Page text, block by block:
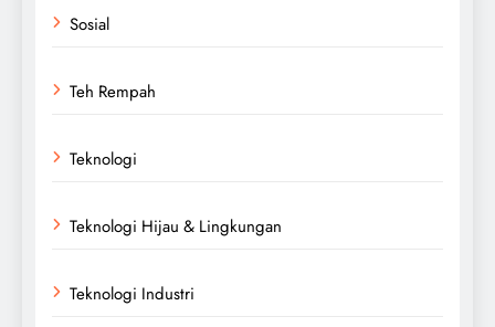
Sosial
Teh Rempah
Teknologi
Teknologi Hijau & Lingkungan
Teknologi Industri